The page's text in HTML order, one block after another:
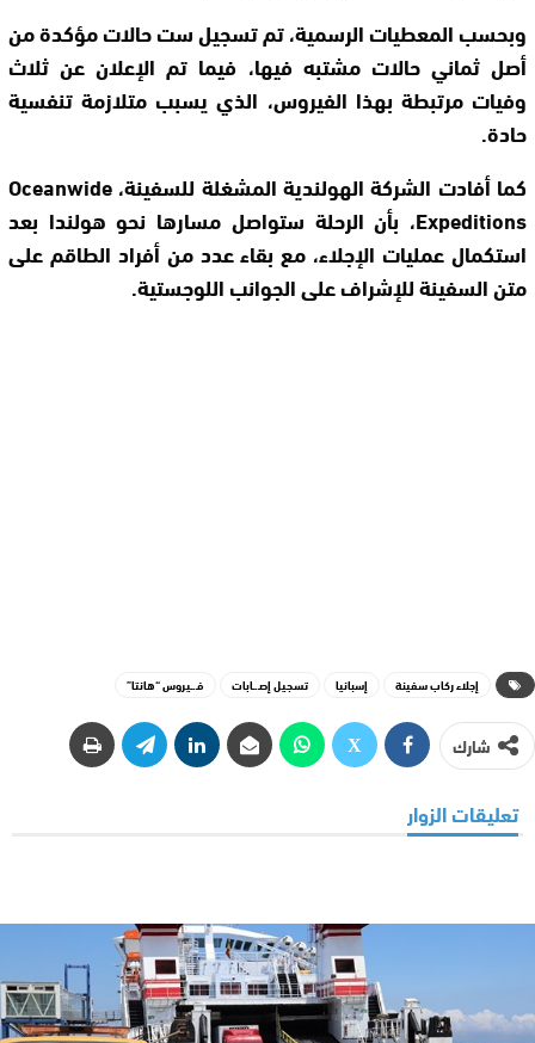
وبحسب المعطيات الرسمية، تم تسجيل ست حالات مؤكدة من
أصل ثماني حالات مشتبه فيها، فيما تم الإعلان عن ثلاث
وفيات مرتبطة بهذا الفيروس، الذي يسبب متلازمة تنفسية
حادة.
كما أفادت الشركة الهولندية المشغلة للسفينة، Oceanwide
Expeditions، بأن الرحلة ستواصل مسارها نحو هولندا بعد
استكمال عمليات الإجلاء، مع بقاء عدد من أفراد الطاقم على
متن السفينة للإشراف على الجوانب اللوجستية.
إجلاء ركاب سفينة إسبانيا تسجيل إصـ.ـابات فـ.ـيروس “هانتا”
شارك
تعليقات الزوار